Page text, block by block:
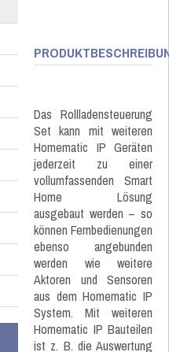
Das Rollladensteuerung
Set kann mit weiteren
Homematic IP Geräten
jederzeit zu einer
vollumfassenden Smart
Home Lösung
ausgebaut werden – so
können Fernbedienungen
ebenso angebunden
werden wie weitere
Aktoren und Sensoren
aus dem Homematic IP
System. Mit weiteren
Homematic IP Bauteilen
ist z. B. die Auswertung